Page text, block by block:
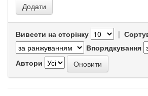
Вивести на сторінку |
Впорядкування
Автори